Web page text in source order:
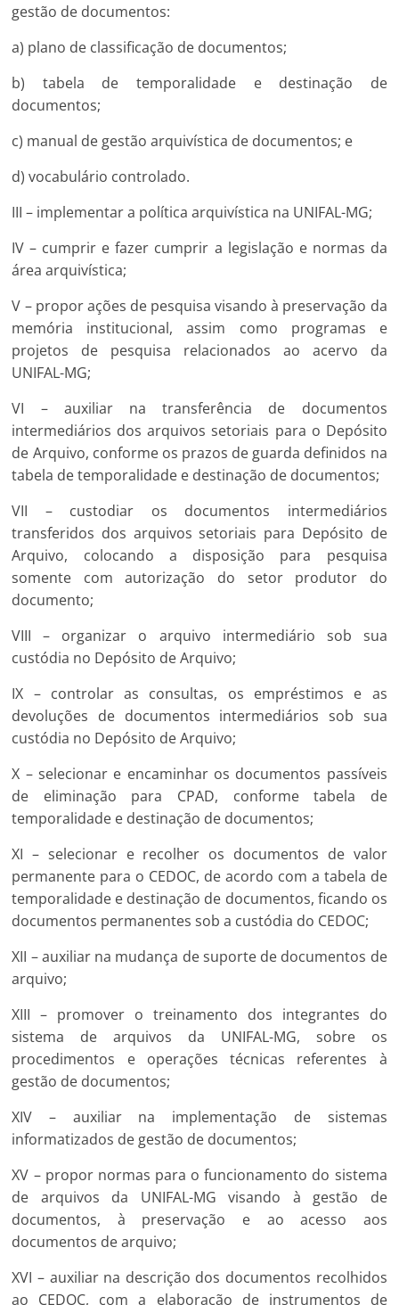
gestão de documentos:
a) plano de classificação de documentos;
b) tabela de temporalidade e destinação de
documentos;
c) manual de gestão arquivística de documentos; e
d) vocabulário controlado.
III – implementar a política arquivística na UNIFAL-MG;
IV – cumprir e fazer cumprir a legislação e normas da
área arquivística;
V – propor ações de pesquisa visando à preservação da
memória institucional, assim como programas e
projetos de pesquisa relacionados ao acervo da
UNIFAL-MG;
VI – auxiliar na transferência de documentos
intermediários dos arquivos setoriais para o Depósito
de Arquivo, conforme os prazos de guarda definidos na
tabela de temporalidade e destinação de documentos;
VII – custodiar os documentos intermediários
transferidos dos arquivos setoriais para Depósito de
Arquivo, colocando a disposição para pesquisa
somente com autorização do setor produtor do
documento;
VIII – organizar o arquivo intermediário sob sua
custódia no Depósito de Arquivo;
IX – controlar as consultas, os empréstimos e as
devoluções de documentos intermediários sob sua
custódia no Depósito de Arquivo;
X – selecionar e encaminhar os documentos passíveis
de eliminação para CPAD, conforme tabela de
temporalidade e destinação de documentos;
XI – selecionar e recolher os documentos de valor
permanente para o CEDOC, de acordo com a tabela de
temporalidade e destinação de documentos, ficando os
documentos permanentes sob a custódia do CEDOC;
XII – auxiliar na mudança de suporte de documentos de
arquivo;
XIII – promover o treinamento dos integrantes do
sistema de arquivos da UNIFAL-MG, sobre os
procedimentos e operações técnicas referentes à
gestão de documentos;
XIV – auxiliar na implementação de sistemas
informatizados de gestão de documentos;
XV – propor normas para o funcionamento do sistema
de arquivos da UNIFAL-MG visando à gestão de
documentos, à preservação e ao acesso aos
documentos de arquivo;
XVI – auxiliar na descrição dos documentos recolhidos
ao CEDOC, com a elaboração de instrumentos de